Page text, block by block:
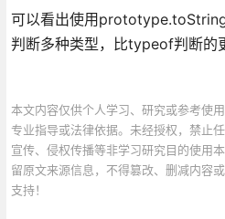
可以看出使用
判断多种类型，比typeof判断的
本文内容仅供个人学习、研究或参考使
专业指导或法律依据。未经授权，禁止
宣传、侵权传播等非学习研究目的使用
留原文来源信息，不得篡改、删减内容
支持！